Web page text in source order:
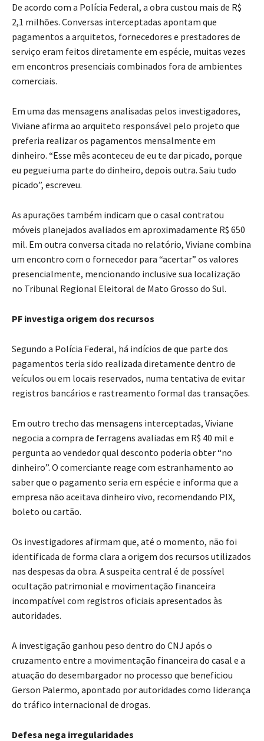
De acordo com a Polícia Federal, a obra custou mais de R$
2,1 milhões. Conversas interceptadas apontam que
pagamentos a arquitetos, fornecedores e prestadores de
serviço eram feitos diretamente em espécie, muitas vezes
em encontros presenciais combinados fora de ambientes
comerciais.
Em uma das mensagens analisadas pelos investigadores,
Viviane afirma ao arquiteto responsável pelo projeto que
preferia realizar os pagamentos mensalmente em
dinheiro. “Esse mês aconteceu de eu te dar picado, porque
eu peguei uma parte do dinheiro, depois outra. Saiu tudo
picado”, escreveu.
As apurações também indicam que o casal contratou
móveis planejados avaliados em aproximadamente R$ 650
mil. Em outra conversa citada no relatório, Viviane combina
um encontro com o fornecedor para “acertar” os valores
presencialmente, mencionando inclusive sua localização
no Tribunal Regional Eleitoral de Mato Grosso do Sul.
PF investiga origem dos recursos
Segundo a Polícia Federal, há indícios de que parte dos
pagamentos teria sido realizada diretamente dentro de
veículos ou em locais reservados, numa tentativa de evitar
registros bancários e rastreamento formal das transações.
Em outro trecho das mensagens interceptadas, Viviane
negocia a compra de ferragens avaliadas em R$ 40 mil e
pergunta ao vendedor qual desconto poderia obter “no
dinheiro”. O comerciante reage com estranhamento ao
saber que o pagamento seria em espécie e informa que a
empresa não aceitava dinheiro vivo, recomendando PIX,
boleto ou cartão.
Os investigadores afirmam que, até o momento, não foi
identificada de forma clara a origem dos recursos utilizados
nas despesas da obra. A suspeita central é de possível
ocultação patrimonial e movimentação financeira
incompatível com registros oficiais apresentados às
autoridades.
A investigação ganhou peso dentro do CNJ após o
cruzamento entre a movimentação financeira do casal e a
atuação do desembargador no processo que beneficiou
Gerson Palermo, apontado por autoridades como liderança
do tráfico internacional de drogas.
Defesa nega irregularidades